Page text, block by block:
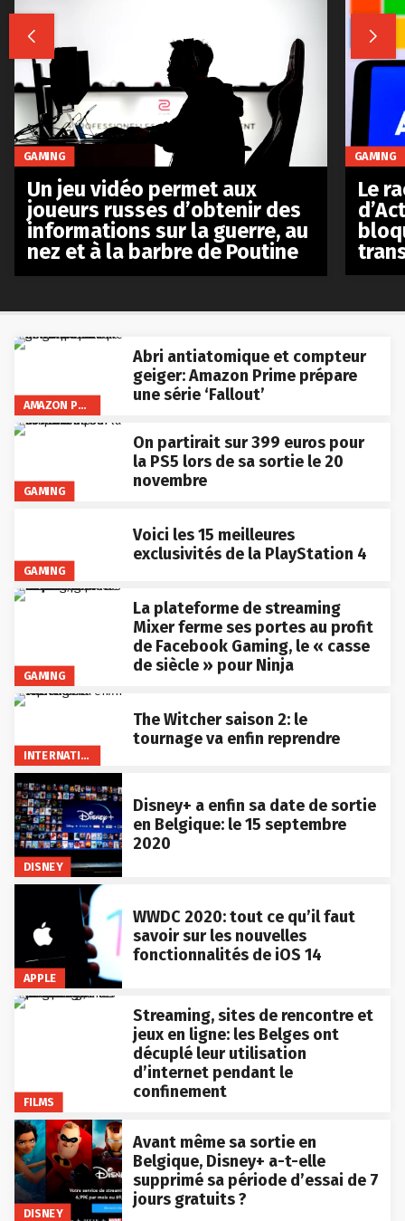
AMAZON PRIME VIDEO
Abri antiatomique et compteur
geiger: Amazon Prime prépare
une série ‘Fallout’
GAMING
On partirait sur 399 euros pour
la PS5 lors de sa sortie le 20
novembre
GAMING
Voici les 15 meilleures
exclusivités de la PlayStation 4
GAMING
La plateforme de streaming
Mixer ferme ses portes au profit
de Facebook Gaming, le « casse
de siècle » pour Ninja
INTERNATIONAL
The Witcher saison 2: le
tournage va enfin reprendre
DISNEY
Disney+ a enfin sa date de sortie
en Belgique: le 15 septembre
2020
APPLE
WWDC 2020: tout ce qu’il faut
savoir sur les nouvelles
fonctionnalités de iOS 14
FILMS
Streaming, sites de rencontre et
jeux en ligne: les Belges ont
décuplé leur utilisation
d’internet pendant le
confinement
DISNEY
Avant même sa sortie en
Belgique, Disney+ a-t-elle
supprimé sa période d’essai de 7
jours gratuits ?
 
GAMING
Un jeu vidéo permet aux
joueurs russes d’obtenir des
informations sur la guerre, au
nez et à la barbre de Poutine
GAMING
Le